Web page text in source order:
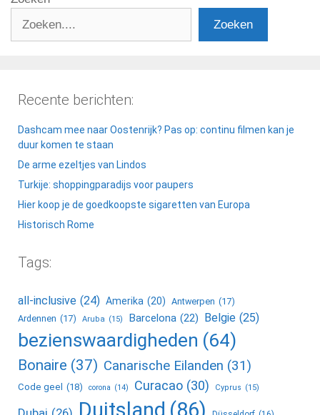
Zoeken
Recente berichten:
Dashcam mee naar Oostenrijk? Pas op: continu filmen kan je
duur komen te staan
De arme ezeltjes van Lindos
Turkije: shoppingparadijs voor paupers
Hier koop je de goedkoopste sigaretten van Europa
Historisch Rome
Tags:
all-inclusive (24) Amerika (20) Antwerpen (17)
Ardennen (17) Aruba (15) Barcelona (22) Belgie (25)
bezienswaardigheden (64)
Bonaire (37) Canarische Eilanden (31)
Code geel (18) corona (14) Curacao (30) Cyprus (15)
Duitsland (86)